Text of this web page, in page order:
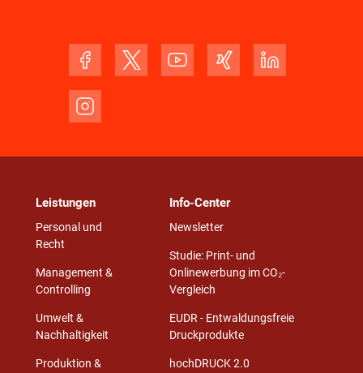
Leistungen
Personal und
Recht
Management &
Controlling
Umwelt &
Nachhaltigkeit
Produktion &
Info-Center
Newsletter
Studie: Print- und
Onlinewerbung im CO₂-
Vergleich
EUDR - Entwaldungsfreie
Druckprodukte
hochDRUCK 2.0